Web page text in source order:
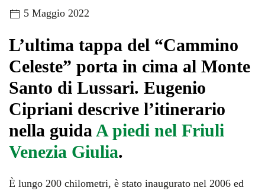
5 Maggio 2022
L’ultima tappa del “Cammino
Celeste” porta in cima al Monte
Santo di Lussari. Eugenio
Cipriani descrive l’itinerario
nella guida A piedi nel Friuli
Venezia Giulia.
È lungo 200 chilometri, è stato inaugurato nel 2006 ed